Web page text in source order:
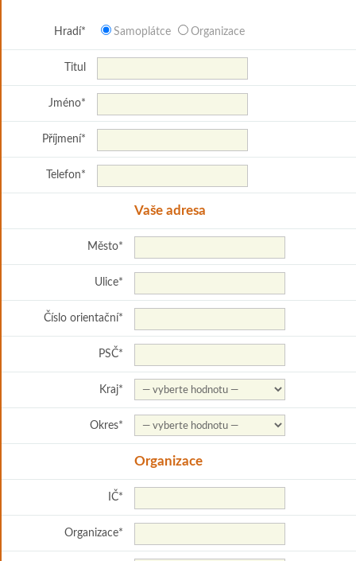
Hradí* Samoplátce Organizace
Titul
Jméno*
Příjmení*
Telefon*
Vaše adresa
Město*
Ulice*
Číslo orientační*
PSČ*
Kraj*
Okres*
Organizace
IČ*
Organizace*